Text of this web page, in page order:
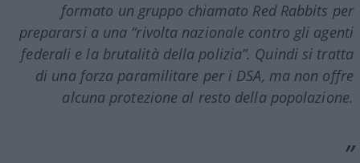
formato un gruppo chiamato Red Rabbits per
prepararsi a una “rivolta nazionale contro gli agenti
federali e la brutalità della polizia”. Quindi si tratta
di una forza paramilitare per i DSA, ma non offre
alcuna protezione al resto della popolazione.